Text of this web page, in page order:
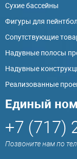
Сухие бассейны
Фигуры для
Сопутствующие
Надувные полосы
Надувные
Реализованные
Единый
+7 (717)
Позвоните нам по